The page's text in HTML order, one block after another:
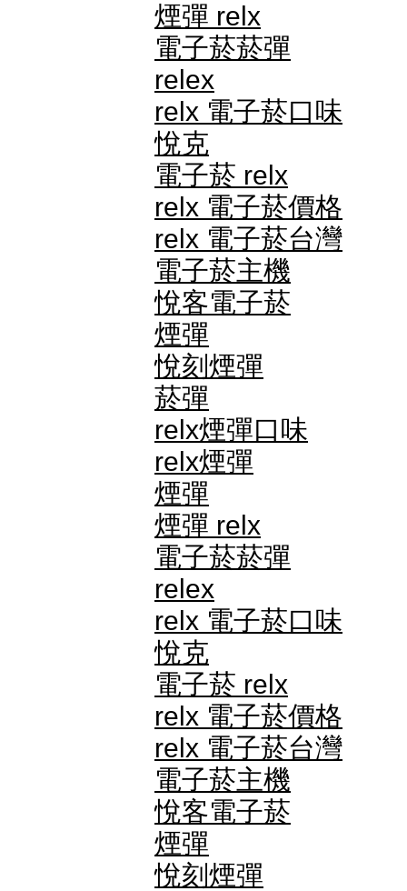
煙彈 relx
電子菸菸彈
relex
relx 電子菸口味
悅克
電子菸 relx
relx 電子菸價格
relx 電子菸台灣
電子菸主機
悅客電子菸
煙彈
悅刻煙彈
菸彈
relx煙彈口味
relx煙彈
煙彈
煙彈 relx
電子菸菸彈
relex
relx 電子菸口味
悅克
電子菸 relx
relx 電子菸價格
relx 電子菸台灣
電子菸主機
悅客電子菸
煙彈
悅刻煙彈